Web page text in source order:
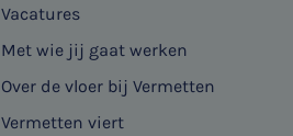
Vacatures
Met wie jij gaat werken
Over de vloer bij Vermetten
Vermetten viert